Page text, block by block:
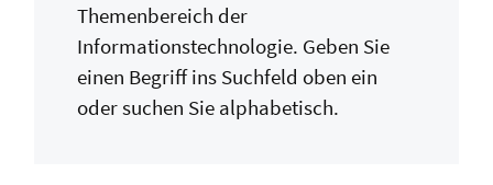
Themenbereich der
Informationstechnologie. Geben Sie
einen Begriff ins Suchfeld oben ein
oder suchen Sie alphabetisch.